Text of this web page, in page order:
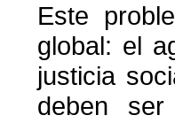
Este
global: el
justicia
deben